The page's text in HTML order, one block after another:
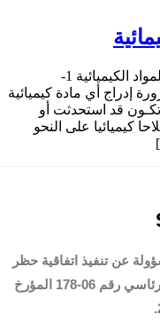
ألف– مبادئ توجيهية فيما يتعلق بجداول المواد الكيميائية 1-
إدراج أي مادة كيميائية
1: (أ) أن تكـون قد استحدثت أو
كيميائيا على النحو
عن تنفيذ اتفاقية حظر
الأسلحة الكيميائية بموجب المرسوم الرئاسي رقم 06-178 المؤرخ